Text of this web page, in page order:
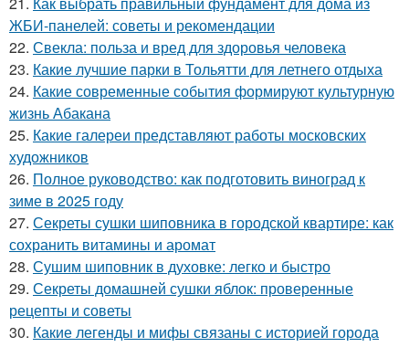
ЖБИ-панелей: советы и рекомендации
22. Свекла: польза и вред для здоровья человека
23. Какие лучшие парки в Тольятти для летнего отдыха
24. Какие современные события формируют культурную
жизнь Абакана
25. Какие галереи представляют работы московских
художников
26. Полное руководство: как подготовить виноград к
зиме в 2025 году
27. Секреты сушки шиповника в городской квартире: как
сохранить витамины и аромат
28. Сушим шиповник в духовке: легко и быстро
29. Секреты домашней сушки яблок: проверенные
рецепты и советы
30. Какие легенды и мифы связаны с историей города